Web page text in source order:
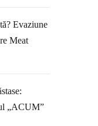
Evaziune
Meat
„ACUM”